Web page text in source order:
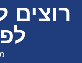
רוצים